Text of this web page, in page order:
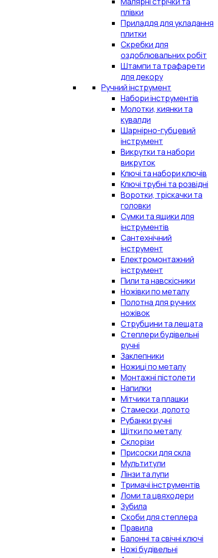
плівки
Приладдя для укладання
плитки
Скребки для
оздоблювальних робіт
Штампи та трафарети
для декору
Ручний інструмент
Набори інструментів
Молотки, киянки та
кувалди
Шарнірно-губцевий
інструмент
Викрутки та набори
викруток
Ключі та набори ключів
Ключі трубні та розвідні
Воротки, тріскачки та
головки
Сумки та ящики для
інструментів
Сантехнічний
інструмент
Електромонтажний
інструмент
Пили та навскісники
Ножівки по металу
Полотна для ручних
ножівок
Струбцини та лещата
Степлери будівельні
ручні
Заклепники
Ножиці по металу
Монтажні пістолети
Напилки
Мітчики та плашки
Стамески, долото
Рубанки ручні
Щітки по металу
Склорізи
Присоски для скла
Мультитули
Лінзи та лупи
Тримачі інструментів
Ломи та цвяходери
Зубила
Скоби для степлера
Правила
Балонні та свічні ключі
Ножі будівельні